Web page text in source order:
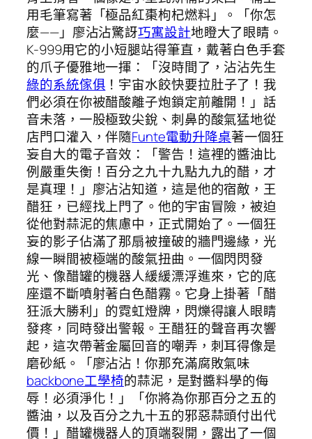
用毛筆寫著「極品紅棗枸杞燃料」。「你怎
麼——」廖沾沾驚訝巧寓設計地瞪大了眼睛。
K-999用它的小短腿站得筆直，戴著白色手套
的爪子優雅地一揮：「沒時間了，沾沾先生
綠的系統傢俱 ！宇宙水餃快要拉肚子了！我
們必須在你被醋酸離子炮鎖定前離開！」話
音未落，一股極致尖銳、刺鼻的酸氣猛地從
店門口灌入，伴隨Funte電動升降桌著一個狂
妄自大的電子音效：「警告！這裡的醬油比
例嚴重失衡！百分之九十九點九九的醋，才
是真理！」廖沾沾知道，這是他的宿敵，王
醋狂，已經找上門了。他的宇宙冒險，被迫
從他對蒜泥的焦慮中，正式開始了。一個狂
妄的影子佔滿了那扇被撞破的牆門邊緣，光
線一瞬間被極端的酸氣扭曲。一個閃閃發
光、像醋罐的機器人緩緩漂浮進來，它的底
座還不斷噴射著白色醋霧。它身上掛著「醋
狂派大勝利」的霓虹燈牌，閃爍得讓人眼睛
發疼，同時發出警報。王醋狂的聲音再次響
起，這次帶著金屬回音的嘲弄，刺耳得像是
磨砂紙。「廖沾沾！你那充滿腐敗氣味
backbone工學椅的蒜泥，是對醬料學的侮
辱！必須淨化！」「你將為你那百分之五的
醬油，以及百分之九十五的邪惡蒜頭付出代
價！」醋罐機器人的頂端裂開，露出了一個